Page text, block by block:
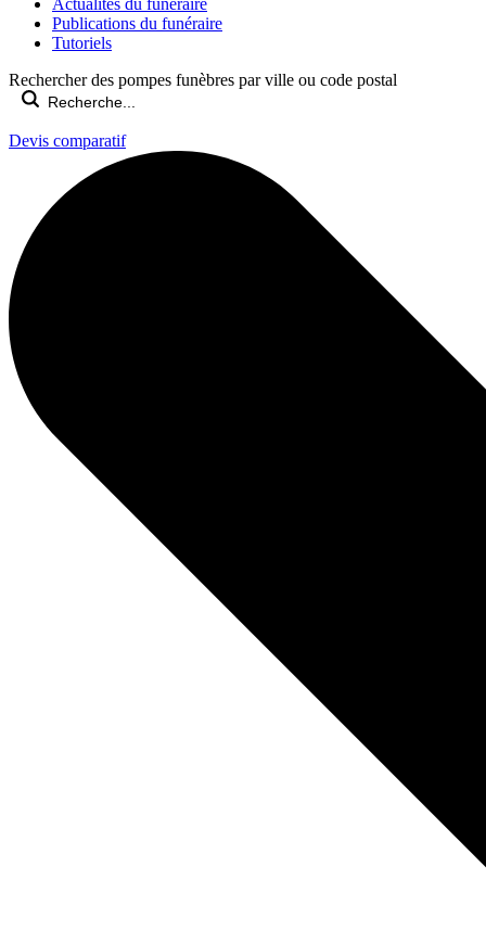
Actualités du funéraire
Publications du funéraire
Tutoriels
Rechercher des pompes funèbres par ville ou code postal
Devis comparatif